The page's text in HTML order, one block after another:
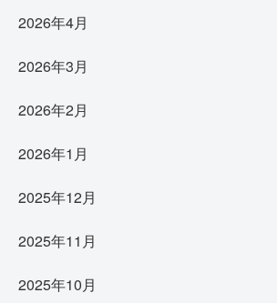
2026年4月
2026年3月
2026年2月
2026年1月
2025年12月
2025年11月
2025年10月